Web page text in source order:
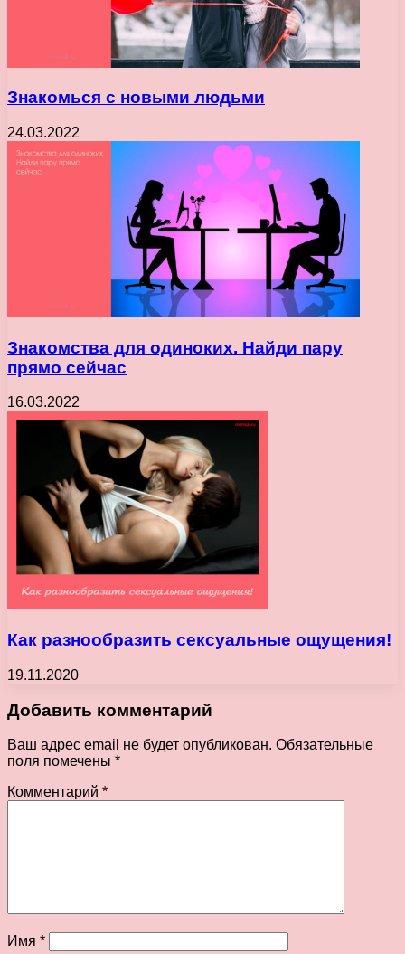
Знакомься с новыми людьми
24.03.2022
Знакомства для одиноких. Найди пару
прямо сейчас
16.03.2022
Как разнообразить сексуальные ощущения!
19.11.2020
Добавить комментарий
Ваш адрес email не будет опубликован. Обязательные
поля помечены *
Комментарий *
Имя *